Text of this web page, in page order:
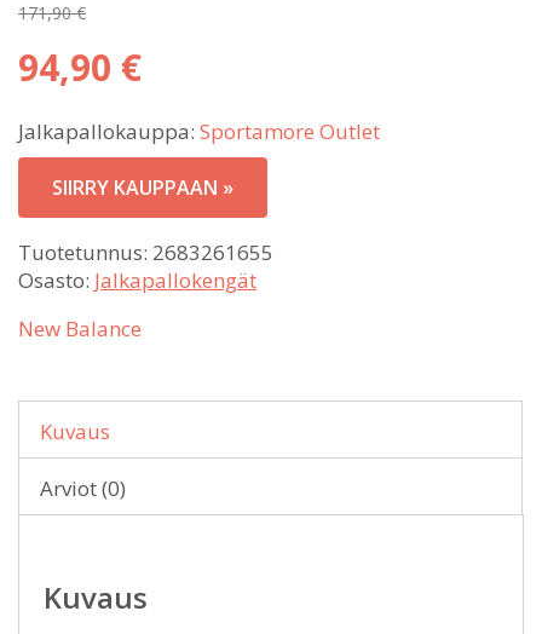
171,90€
Alkuperäinen
hinta
171,90 €.
94,90 €
hinta
on:
94,90 €.
Jalkapallokauppa: Sportamore Outlet
SIIRRY KAUPPAAN »
Tuotetunnus: 2683261655
Osasto: Jalkapallokengät
New Balance
Kuvaus
Arviot (0)
Kuvaus